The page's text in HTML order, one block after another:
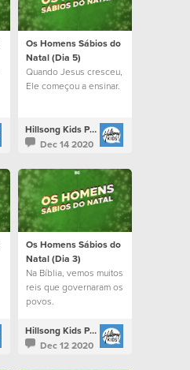
Os Homens Sábios do
Natal (Dia 5)
Quando Jesus cresceu,
Ele começou a ensinar.
Hillsong Kids Portugal
Dec 14 2020
Os Homens Sábios do
Natal (Dia 3)
Na Bíblia, vemos muitos
reis que governaram os
povos.
Hillsong Kids Portugal
Dec 12 2020